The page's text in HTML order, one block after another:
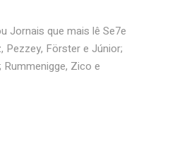
Jornais que mais lê Se7e
Pezzey, Förster e Júnior;
Zico e